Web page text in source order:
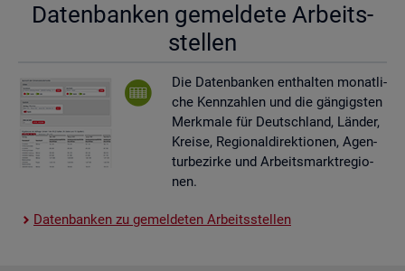
Da­ten­ban­ken ge­mel­de­te Ar­beits­
stel­len
Die Da­ten­ban­ken ent­hal­ten mo­nat­li­
che Kenn­zah­len und die gän­gigs­ten
Merk­ma­le für Deutsch­land, Län­der,
Krei­se, Re­gio­nal­di­rek­tio­nen, Agen­
tur­be­zir­ke und Ar­beits­markt­re­gio­
nen.
Da­ten­ban­ken zu ge­mel­de­ten Ar­beits­stel­len